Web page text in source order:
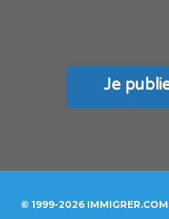
Je
© 1999-2026